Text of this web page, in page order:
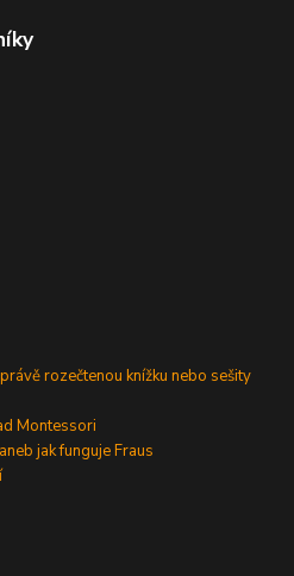
rozečtenou knížku nebo sešity
Montessori
jak funguje Fraus